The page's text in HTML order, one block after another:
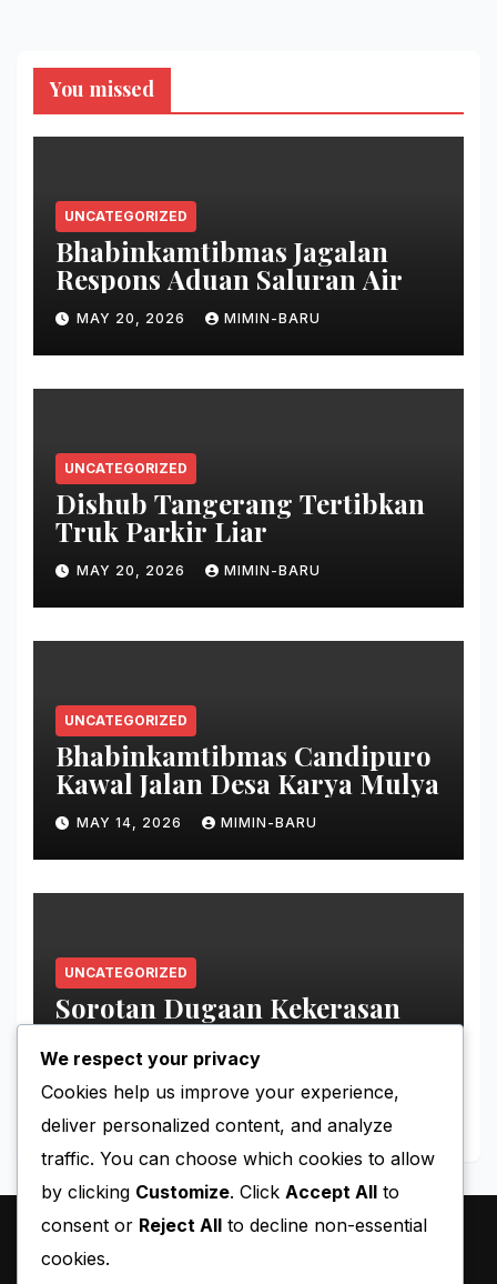
You missed
UNCATEGORIZED
Bhabinkamtibmas Jagalan
Respons Aduan Saluran Air
MAY 20, 2026 MIMIN-BARU
UNCATEGORIZED
Dishub Tangerang Tertibkan
Truk Parkir Liar
MAY 20, 2026 MIMIN-BARU
UNCATEGORIZED
Bhabinkamtibmas Candipuro
Kawal Jalan Desa Karya Mulya
MAY 14, 2026 MIMIN-BARU
UNCATEGORIZED
Sorotan Dugaan Kekerasan
pada Tahanan Perempuan
Palestina
We respect your privacy
Cookies help us improve your experience,
deliver personalized content, and analyze
traffic. You can choose which cookies to allow
by clicking Customize. Click Accept All to
consent or Reject All to decline non-essential
cookies.